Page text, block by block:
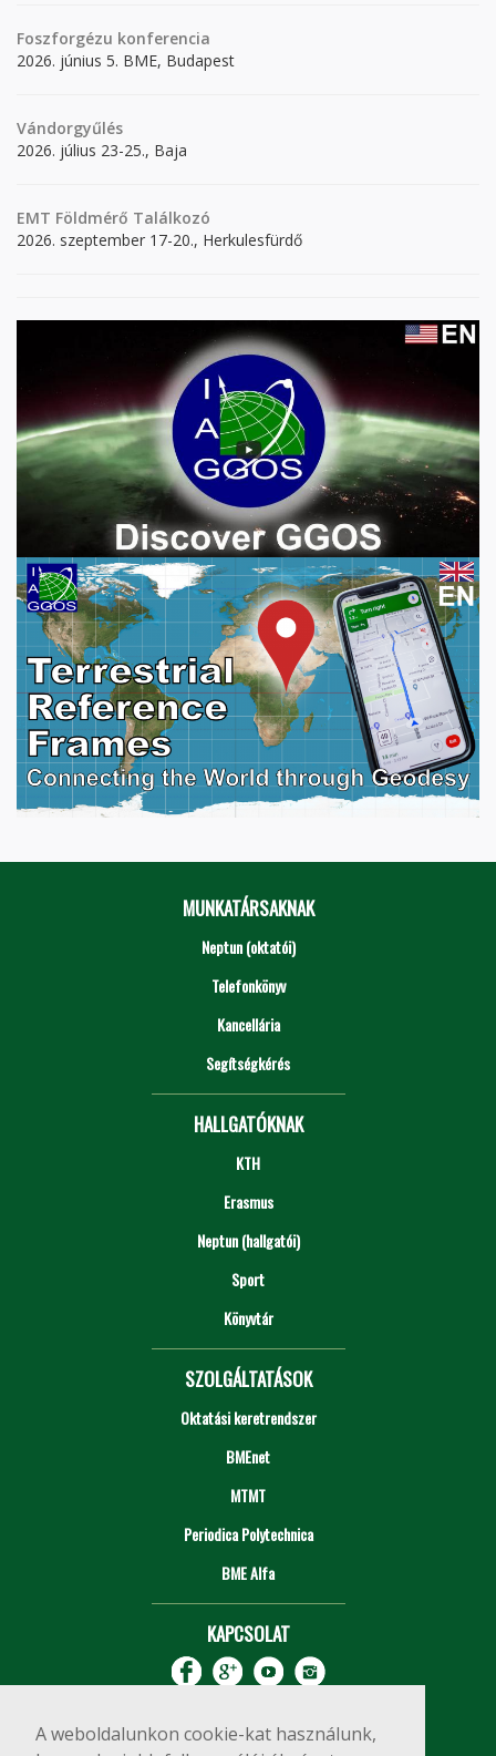
A weboldalunkon cookie-kat használunk,
Foszforgézu konferencia
2026. június 5. BME, Budapest
Vándorgyűlés
2026. július 23-25., Baja
EMT Földmérő Találkozó
2026. szeptember 17-20., Herkulesfürdő
MUNKATÁRSAKNAK
Neptun (oktatói)
Telefonkönyv
Kancellária
Segítségkérés
HALLGATÓKNAK
KTH
Erasmus
Neptun (hallgatói)
Sport
Könyvtár
SZOLGÁLTATÁSOK
Oktatási keretrendszer
BMEnet
MTMT
Periodica Polytechnica
BME Alfa
KAPCSOLAT